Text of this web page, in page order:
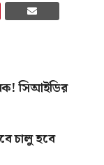
সিআইডির
চালু হবে